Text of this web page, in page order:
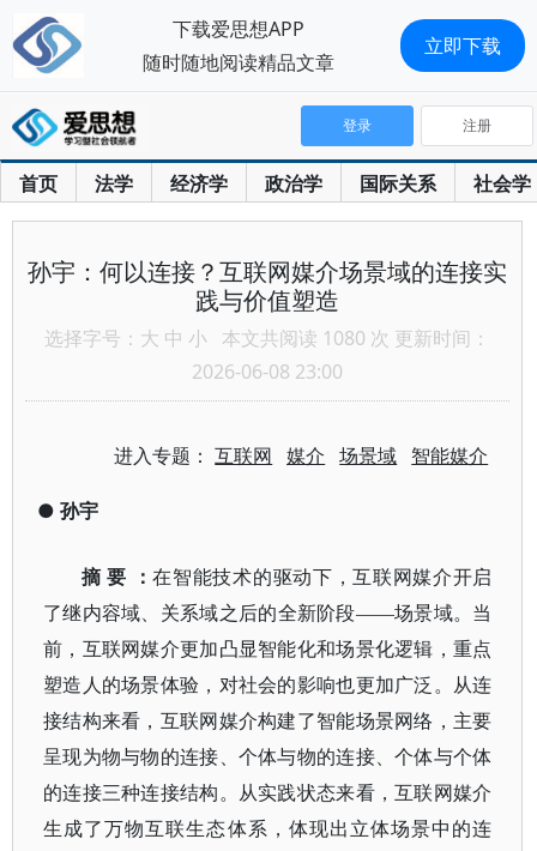
首页 法学 经济学 政治学 国际关系 社会学
登录 注册
孙宇：何以连接？互联网媒介场景域的连接实
践与价值塑造
选择字号： 大 中 小 本文共阅读 1080 次 更新时间：
2026-06-08 23:00
进入专题：互联网 媒介 场景域 智能媒介
● 孙宇
摘 要 ：在智能技术的驱动下，互联网媒介开启
了继内容域、关系域之后的全新阶段——场景域。当
前，互联网媒介更加凸显智能化和场景化逻辑，重点
塑造人的场景体验，对社会的影响也更加广泛。从连
接结构来看，互联网媒介构建了智能场景网络，主要
呈现为物与物的连接、个体与物的连接、个体与个体
的连接三种连接结构。从实践状态来看，互联网媒介
生成了万物互联生态体系，体现出立体场景中的连
下载爱思想APP
随时随地阅读精品文章
立即下载